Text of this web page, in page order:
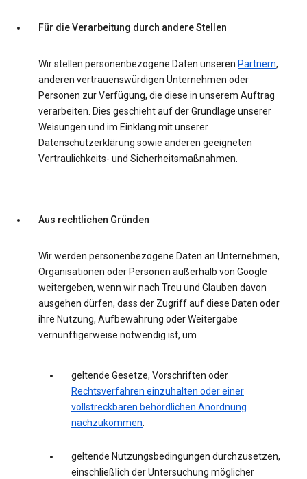
Für die Verarbeitung durch andere Stellen
Wir stellen personenbezogene Daten unseren Partnern,
anderen vertrauenswürdigen Unternehmen oder
Personen zur Verfügung, die diese in unserem Auftrag
verarbeiten. Dies geschieht auf der Grundlage unserer
Weisungen und im Einklang mit unserer
Datenschutzerklärung sowie anderen geeigneten
Vertraulichkeits- und Sicherheitsmaßnahmen.
Aus rechtlichen Gründen
Wir werden personenbezogene Daten an Unternehmen,
Organisationen oder Personen außerhalb von Google
weitergeben, wenn wir nach Treu und Glauben davon
ausgehen dürfen, dass der Zugriff auf diese Daten oder
ihre Nutzung, Aufbewahrung oder Weitergabe
vernünftigerweise notwendig ist, um
geltende Gesetze, Vorschriften oder
Rechtsverfahren einzuhalten oder einer
vollstreckbaren behördlichen Anordnung
nachzukommen.
geltende Nutzungsbedingungen durchzusetzen,
einschließlich der Untersuchung möglicher